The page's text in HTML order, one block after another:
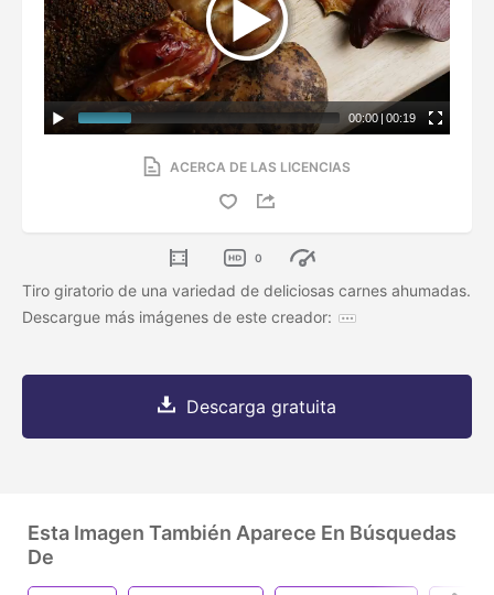
00:00 | 00:19
ACERCA DE LAS LICENCIAS
0
Tiro giratorio de una variedad de deliciosas carnes ahumadas.
Descargue más imágenes de este creador:
Descarga gratuita
Esta Imagen También Aparece En Búsquedas
De